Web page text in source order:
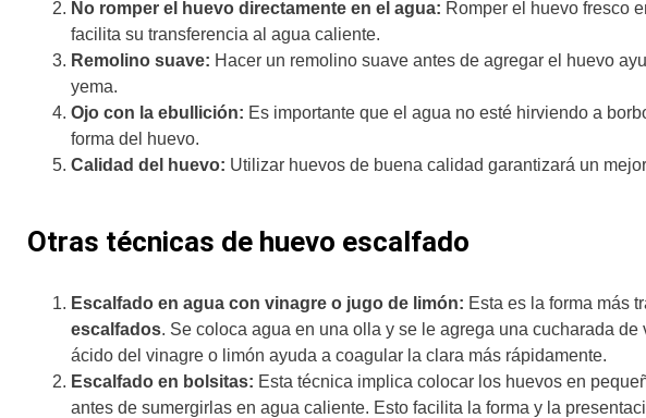
No romper el huevo directamente en el agua: Romper el huevo fresco
facilita su transferencia al agua caliente.
Remolino suave: Hacer un remolino suave antes de agregar el huevo
yema.
Ojo con la ebullición: Es importante que el agua no esté hirviendo a
forma del huevo.
Calidad del huevo: Utilizar huevos de buena calidad garantizará un
Otras técnicas de huevo escalfado
Escalfado en agua con vinagre o jugo de limón: Esta es la forma más
escalfados. Se coloca agua en una olla y se le agrega una cucharada
ácido del vinagre o limón ayuda a coagular la clara más rápidamente.
Escalfado en bolsitas: Esta técnica implica colocar los huevos en
antes de sumergirlas en agua caliente. Esto facilita la forma y la